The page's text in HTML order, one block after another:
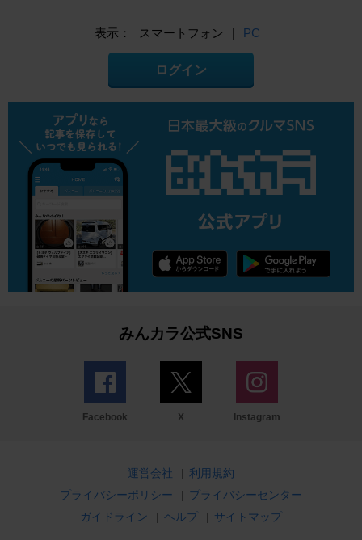
表示： スマートフォン | PC
ログイン
みんカラ公式SNS
Facebook X Instagram
運営会社 | 利用規約
プライバシーポリシー
| プライバシーセンター
ガイドライン
| ヘルプ | サイトマップ